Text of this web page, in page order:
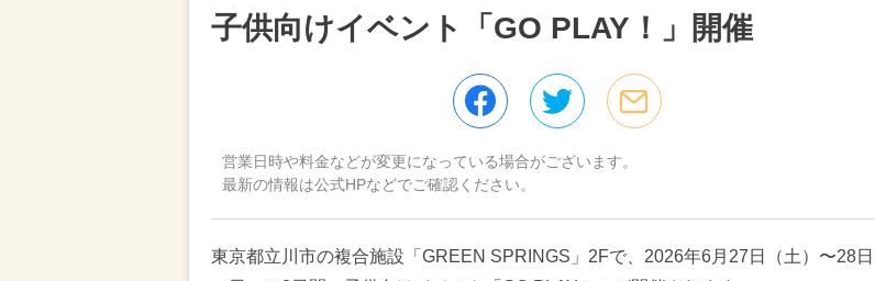
子供向けイベント「GO PLAY！」開催
営業日時や料金などが変更になっている場合がございます。
最新の情報は公式HPなどでご確認ください。
東京都立川市の複合施設「GREEN SPRINGS」2Fで、2026年6月27日（土）〜28日